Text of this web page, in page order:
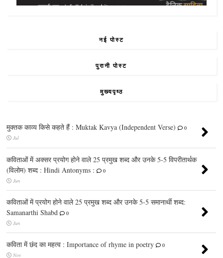
नई पोस्ट
पुरानी पोस्ट
मुख्यपृष्ठ
मुक्तक काव्य किसे कहते हैं : Muktak Kavya (Independent Verse)
0
Jul
कविताओं में अक्सर प्रयोग होने वाले 25 प्रमुख शब्द और उनके 5-5 विपरीतार्थक
(विलोम) शब्द : Hindi Antonyms :
0
Jun
कविताओं में प्रयोग होने वाले 25 प्रमुख शब्द और उनके 5-5 समानार्थी शब्द:
Samanarthi Shabd
0
Jun
कविता में छंद का महत्व : Importance of rhyme in poetry
0
Nov